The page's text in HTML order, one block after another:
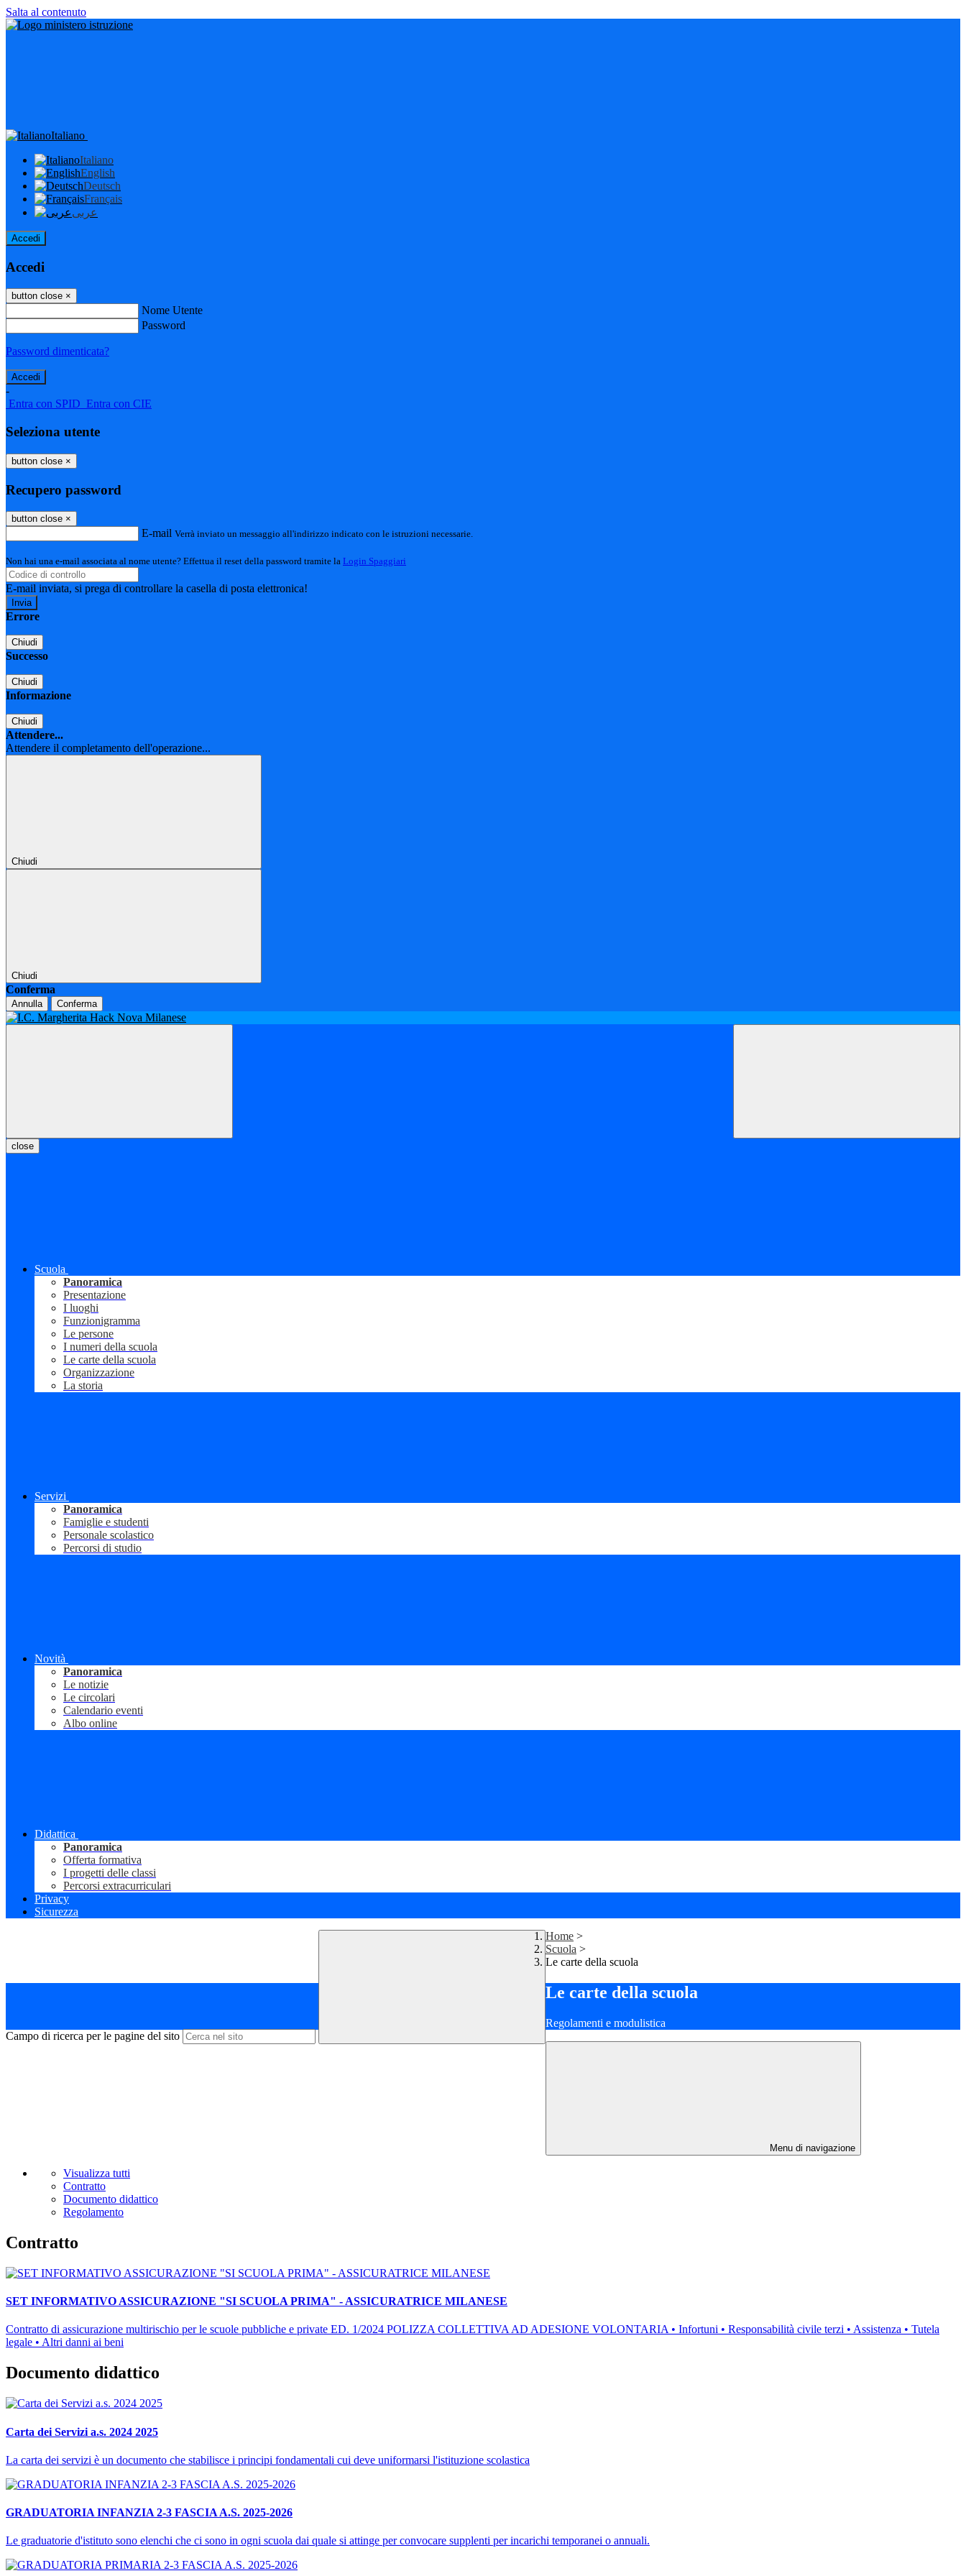
Salta al contenuto
Italiano
Italiano
English
Deutsch
Français
عربى
Accedi
Accedi
button close ×
Nome Utente
Password
Password dimenticata?
-
Entra con SPID Entra con CIE
Seleziona utente
button close ×
Recupero password
button close ×
E-mail Verrà inviato un messaggio all'indirizzo indicato con le istruzioni necessarie.
Non hai una e-mail associata al nome utente? Effettua il reset della password tramite la Login Spaggiari
E-mail inviata, si prega di controllare la casella di posta elettronica!
Errore
Chiudi
Successo
Chiudi
Informazione
Chiudi
Attendere...
Attendere il completamento dell'operazione...
Chiudi
Chiudi
Conferma
Annulla Conferma
close
Scuola
Panoramica
Presentazione
I luoghi
Funzionigramma
Le persone
I numeri della scuola
Le carte della scuola
Organizzazione
La storia
Servizi
Panoramica
Famiglie e studenti
Personale scolastico
Percorsi di studio
Novità
Panoramica
Le notizie
Le circolari
Calendario eventi
Albo online
Didattica
Panoramica
Offerta formativa
I progetti delle classi
Percorsi extracurriculari
Privacy
Sicurezza
Campo di ricerca per le pagine del sito
Home >
Scuola >
Le carte della scuola
Le carte della scuola
Regolamenti e modulistica
Menu di navigazione
Visualizza tutti
Contratto
Documento didattico
Regolamento
Contratto
SET INFORMATIVO ASSICURAZIONE "SI SCUOLA PRIMA" - ASSICURATRICE MILANESE
Contratto di assicurazione multirischio per le scuole pubbliche e private ED. 1/2024 POLIZZA COLLETTIVA AD ADESIONE VOLONTARIA • Infortuni • Responsabilità civile terzi • Assistenza • Tutela
legale • Altri danni ai beni
Documento didattico
Carta dei Servizi a.s. 2024 2025
La carta dei servizi è un documento che stabilisce i principi fondamentali cui deve uniformarsi l'istituzione scolastica
GRADUATORIA INFANZIA 2-3 FASCIA A.S. 2025-2026
Le graduatorie d'istituto sono elenchi che ci sono in ogni scuola dai quale si attinge per convocare supplenti per incarichi temporanei o annuali.